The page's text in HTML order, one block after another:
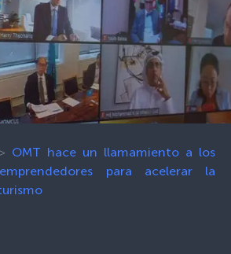
> OMT hace un llamamiento a los
para acelerar la